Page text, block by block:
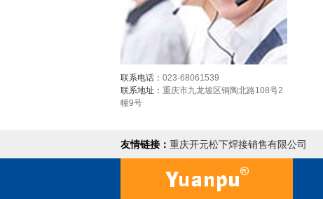
联系电话： 023-68061539
联系地址： 重庆市九龙坡区铜陶北路108号2
幢9号
友情链接： 重庆开元松下焊接销售有限公司